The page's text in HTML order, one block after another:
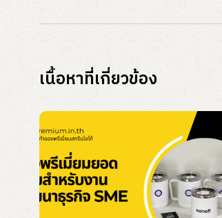
เนื้อหาที่เกี่ยวข้อง